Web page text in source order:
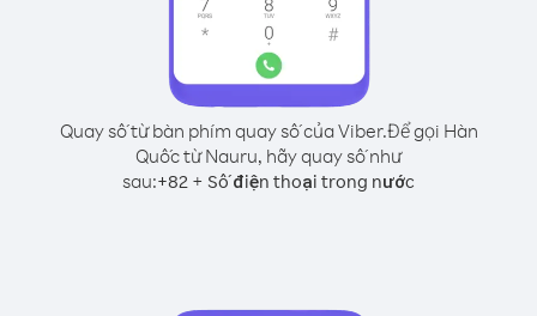
Quay số từ bàn phím quay số của Viber.Để gọi Hàn
Quốc từ Nauru, hãy quay số như
sau:+82 + Số điện thoại trong nước